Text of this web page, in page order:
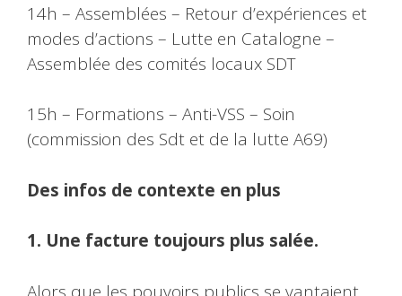
14h – Assemblées – Retour d’expériences et
modes d’actions – Lutte en Catalogne –
Assemblée des comités locaux SDT
15h – Formations – Anti-VSS – Soin
(commission des Sdt et de la lutte A69)
Des infos de contexte en plus
1. Une facture toujours plus salée.
Alors que les pouvoirs publics se vantaient